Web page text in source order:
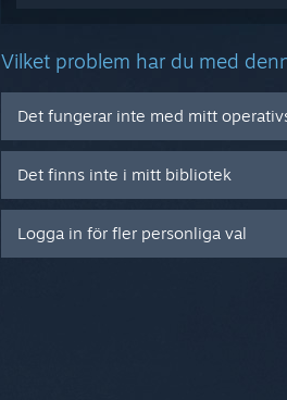
Vilket problem har du med
Det fungerar inte med mitt
Det finns inte i mitt bibliotek
Logga in för fler personliga val